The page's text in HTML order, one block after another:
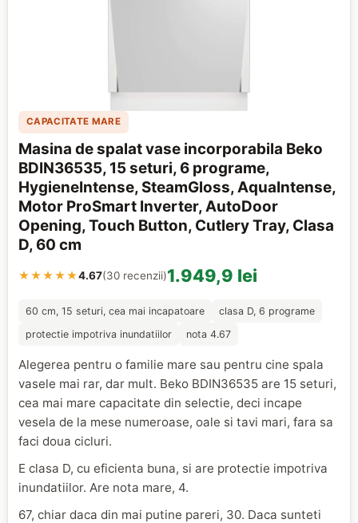
CAPACITATE MARE
Masina de spalat vase incorporabila Beko
BDIN36535, 15 seturi, 6 programe,
HygieneIntense, SteamGloss, AquaIntense,
Motor ProSmart Inverter, AutoDoor
Opening, Touch Button, Cutlery Tray, Clasa
D, 60 cm
★★★★★4.67(30 recenzii)1.949,9 lei
60 cm, 15 seturi, cea mai incapatoare
clasa D, 6 programe
protectie impotriva inundatiilor
nota 4.67
Alegerea pentru o familie mare sau pentru cine spala
vasele mai rar, dar mult. Beko BDIN36535 are 15 seturi,
cea mai mare capacitate din selectie, deci incape
vesela de la mese numeroase, oale si tavi mari, fara sa
faci doua cicluri.
E clasa D, cu eficienta buna, si are protectie impotriva
inundatiilor. Are nota mare, 4.
67, chiar daca din mai putine pareri, 30. Daca sunteti